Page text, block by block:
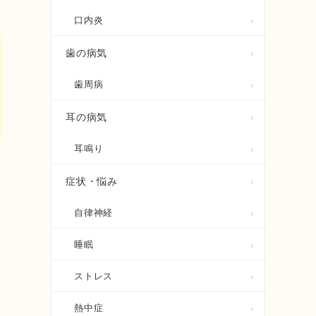
口内炎
歯の病気
歯周病
耳の病気
耳鳴り
症状・悩み
自律神経
睡眠
ストレス
熱中症